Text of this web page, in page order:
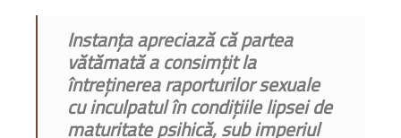
Instanța apreciază că partea
vătămată a consimțit la
întreținerea raporturilor sexuale
cu inculpatul în condițiile lipsei de
maturitate psihică, sub imperiul